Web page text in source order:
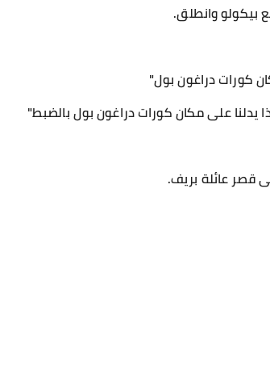
بيكولو وانطلق.
كورات دراغون بول"
يدلنا على مكان كورات دراغون بول بالضبط"
قصر عائلة بريف.